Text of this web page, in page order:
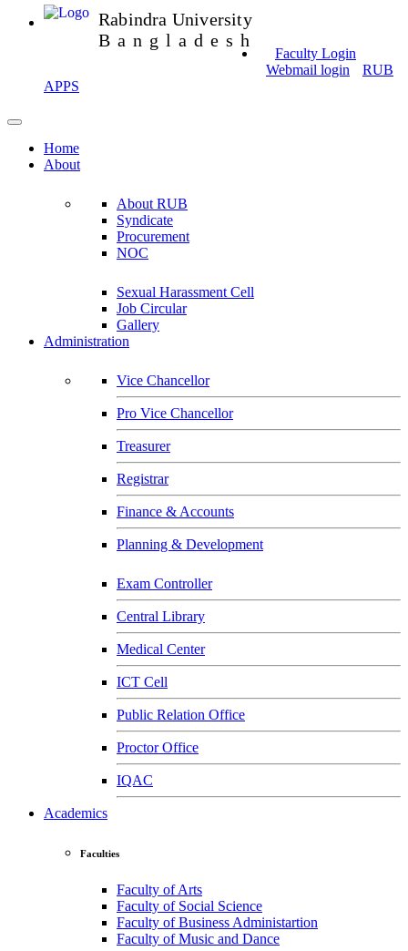
Rabindra University
Bangladesh
Faculty Login
Webmail login
RUB
APPS
Home
About
About RUB
Syndicate
Procurement
NOC
Sexual Harassment Cell
Job Circular
Gallery
Administration
Vice Chancellor
Pro Vice Chancellor
Treasurer
Registrar
Finance & Accounts
Planning & Development
Exam Controller
Central Library
Medical Center
ICT Cell
Public Relation Office
Proctor Office
IQAC
Academics
Faculties
Faculty of Arts
Faculty of Social Science
Faculty of Business Administartion
Faculty of Music and Dance